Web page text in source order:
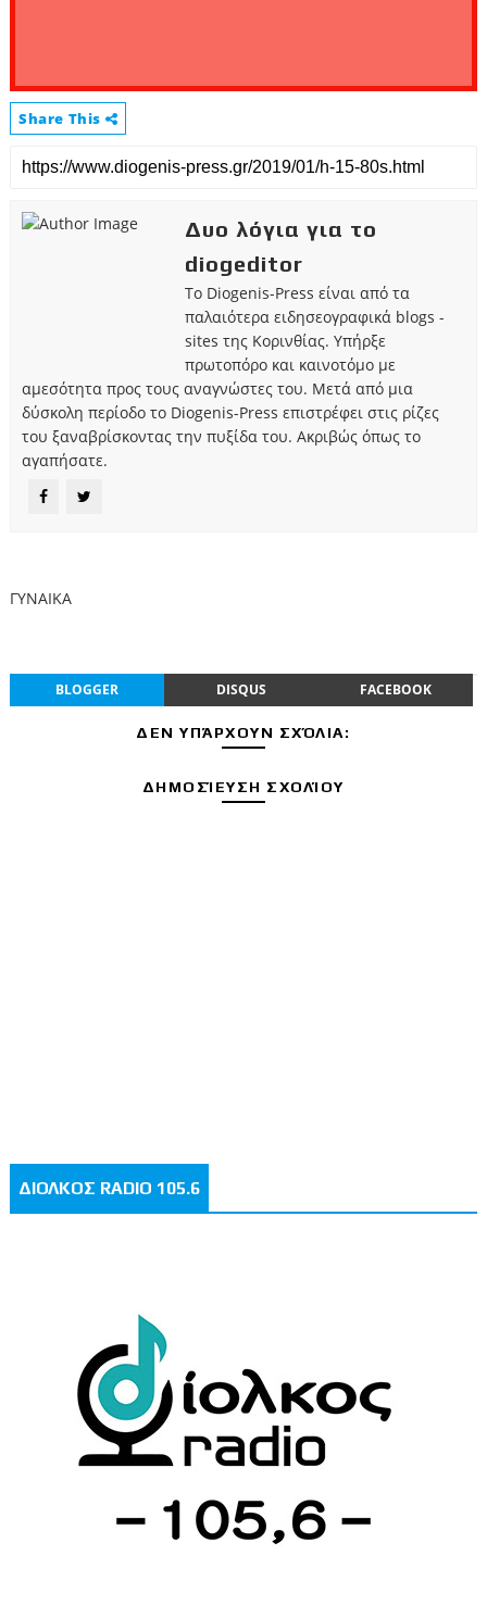
Share This
Δυο λόγια για το
diogeditor
Το Diogenis-Press είναι από τα
παλαιότερα ειδησεογραφικά blogs -
sites της Κορινθίας. Υπήρξε
πρωτοπόρο και καινοτόμο με
αμεσότητα προς τους αναγνώστες του. Μετά από μια
δύσκολη περίοδο το Diogenis-Press επιστρέφει στις ρίζες
του ξαναβρίσκοντας την πυξίδα του. Ακριβώς όπως το
αγαπήσατε.
ΓΥΝΑΙΚΑ
BLOGGER DISQUS FACEBOOK
ΔΕΝ ΥΠΆΡΧΟΥΝ ΣΧΌΛΙΑ:
ΔΗΜΟΣΊΕΥΣΗ ΣΧΟΛΊΟΥ
ΔΙΟΛΚΟΣ RADIO 105.6